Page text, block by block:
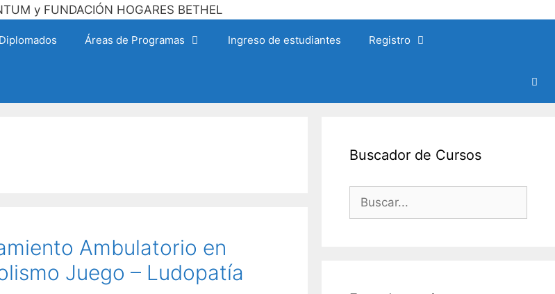
Áreas de Programas Ingreso de estudiantes Registro
Ambulatorio en
Juego – Ludopatía
Buscador de Cursos